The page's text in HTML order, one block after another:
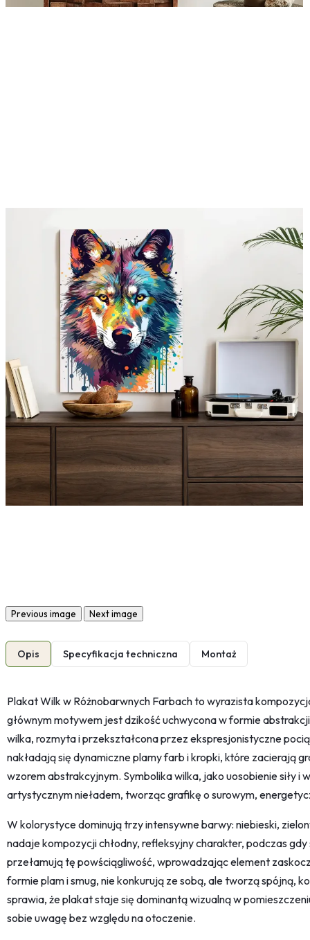
Previous image Next image
Opis Specyfikacja techniczna Montaż
Plakat Wilk w Różnobarwnych Farbach to wyrazista
głównym motywem jest dzikość uchwycona w formie
wilka, rozmyta i przekształcona przez ekspresjonistyczne
nakładają się dynamiczne plamy farb i kropki, które zacierają
wzorem abstrakcyjnym. Symbolika wilka, jako uosobienie siły i
artystycznym nieładem, tworząc grafikę o surowym,
W kolorystyce dominują trzy intensywne barwy: niebieski,
nadaje kompozycji chłodny, refleksyjny charakter, podczas
przełamują tę powściągliwość, wprowadzając element
formie plam i smug, nie konkurują ze sobą, ale tworzą spójną,
sprawia, że plakat staje się dominantą wizualną w
sobie uwagę bez względu na otoczenie.